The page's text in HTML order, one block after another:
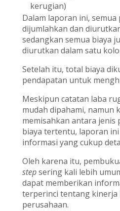
kerugian)
Dalam laporan ini, semua
dijumlahkan dan
sedangkan semua biaya
diurutkan dalam satu
Setelah itu, total biaya
pendapatan untuk
Meskipun catatan laba
mudah dipahami, namun
memisahkan antara jenis
biaya tertentu, laporan
informasi yang cukup
Oleh karena itu,
stepsering kali lebih
dapat memberikan
terperinci tentang kinerja
perusahaan.